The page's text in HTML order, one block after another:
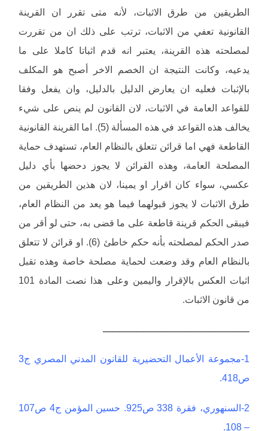
الطريقين من طرق الاثبات، لأنه متى تقرر ان القرينة
القانونية تعفي من الاثبات، ترتب على ذلك ان من تقررت
لمصلحته هذه القرينة، يعتبر انه قدم اثباتا كاملا على ما
يدعيه، وكانت النتيجة ان الخصم الاخر أصبح هو المكلف
بالإثبات فعليه ان يعارض الدليل بالدليل، وان يفعل وفقا
للقواعد العامة في الاثبات، لان القانون لم ينص على شيء
يخالف هذه القواعد في هذه المسألة (5). اما القرينة القانونية
القاطعة فهي اما قرائن تتعلق بالنظام العام، تستهدف حماية
المصلحة العامة، وهذه القرائن لا يجوز دحضها بأي دليل
عكسي، سواء كان اقرار او يمينا، لان هذين الطريقين من
طرق الاثبات لا يجوز قبولهما فيما هو يعد من النظام العام،
فيبقى الحكم قرينة قاطعة على ما قضى به، حتى لو أقر من
صدر الحكم لمصلحته بأنه حكم خاطئ (6). او قرائن لا تتعلق
بالنظام العام وقد وضعت لحماية مصلحة خاصة وهذه تقبل
اثبات العكس بالإقرار واليمين وعلى هذا نصت المادة 101
من قانون الاثبات.
ـــــــــــــــــــــــــــــــــــــــــــــــــ
1-مجموعة الأعمال التحضيرية للقانون المدني المصري ج3
ص418.
2-السنهوري، فقرة 338 ص925. حسين المؤمن ج4 ص107
– 108.